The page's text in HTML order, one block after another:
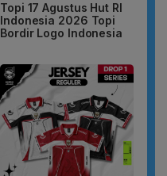
Topi 17 Agustus Hut RI
Indonesia 2026 Topi
Bordir Logo Indonesia